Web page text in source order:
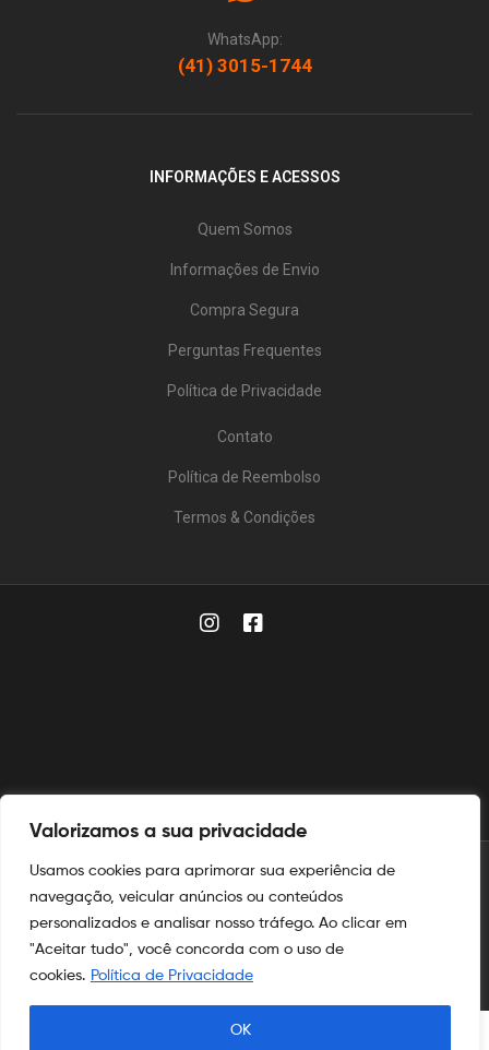
Valorizamos a sua privacidade
Usamos cookies para aprimorar sua experiência de
navegação, veicular anúncios ou conteúdos
personalizados e analisar nosso tráfego. Ao clicar em
"Aceitar tudo", você concorda com o uso de
cookies. Política de Privacidade
OK
WhatsApp:
(41) 3015-1744
INFORMAÇÕES E ACESSOS
Quem Somos
Informações de Envio
Compra Segura
Perguntas Frequentes
Política de Privacidade
Contato
Política de Reembolso
Termos & Condições
Aymoré FogoseAymoré Armassão marcas registradas no
nos termos das leis de propriedade intelectual e industrial.